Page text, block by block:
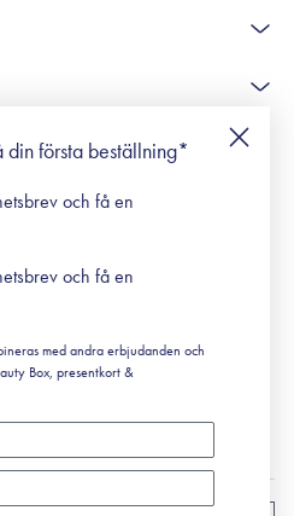
första beställning*
och få en
och få en
med andra erbjudanden och
Box, presentkort &